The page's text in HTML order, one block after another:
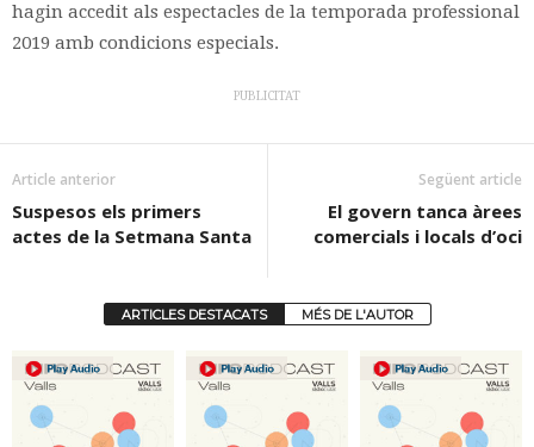
hagin accedit als espectacles de la temporada professional
2019 amb condicions especials.
PUBLICITAT
Article anterior
Suspesos els primers
actes de la Setmana Santa
Següent article
El govern tanca àrees
comercials i locals d’oci
ARTICLES DESTACATS MÉS DE L'AUTOR